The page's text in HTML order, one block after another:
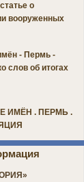
о
вооруженных
- Пермь -
слов об итогах
ИМЁН . ПЕРМЬ .